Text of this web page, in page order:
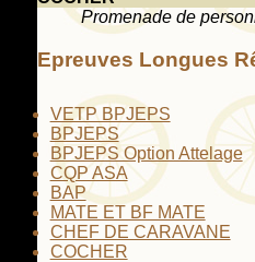
Promenade de
Epreuves Longues
VETP BPJEPS
BPJEPS
BPJEPS Option Attelage
CQP ASA
BAP
MATE ET BF MATE
CHEF DE CARAVANE
COCHER